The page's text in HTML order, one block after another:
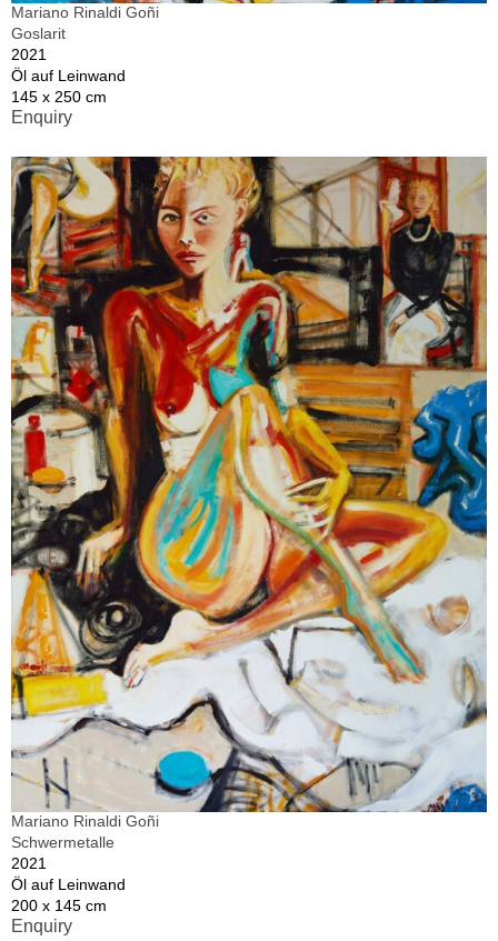
Mariano Rinaldi Goñi
Goslarit
2021
Öl auf Leinwand
145 x 250 cm
Enquiry
Mariano Rinaldi Goñi
Schwermetalle
2021
Öl auf Leinwand
200 x 145 cm
Enquiry